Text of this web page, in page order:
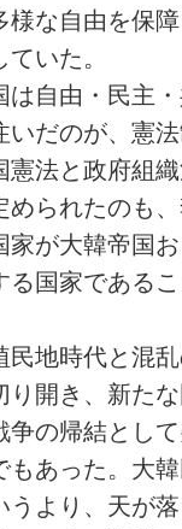
な自由を保
いた。
自由・民主
だのが、憲
法と政府組
られたのも
が大韓帝国
国家である
地時代と混
り開き、新た
の帰結とし
あった。大
より、天が